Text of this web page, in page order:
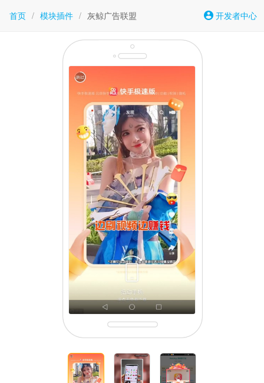
首页 / 模块插件 / 灰鲸广告联盟 开发者中心